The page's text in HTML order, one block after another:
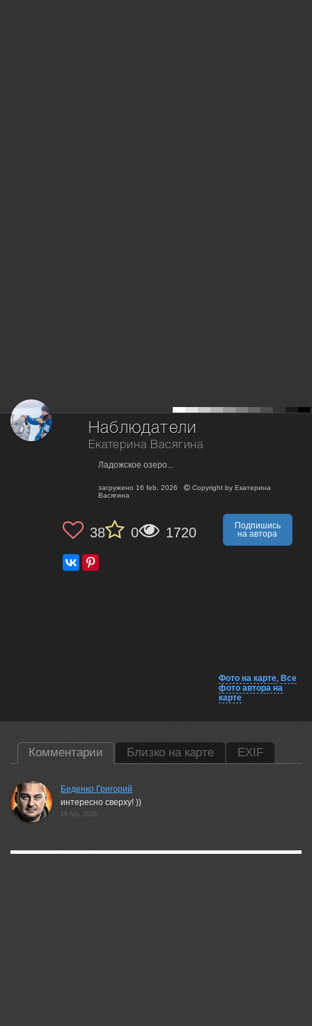
Наблюдатели
Екатерина Васягина
Ладожское озеро...
загружено 16 feb, 2026 Copyright by Екатерина
Васягина
38 0 1720
Подпишись
на автора
Фото на карте, Все
фото автора на
карте
Комментарии Близко на карте EXIF
Беденко Григорий
интересно сверху! ))
16 feb, 2026